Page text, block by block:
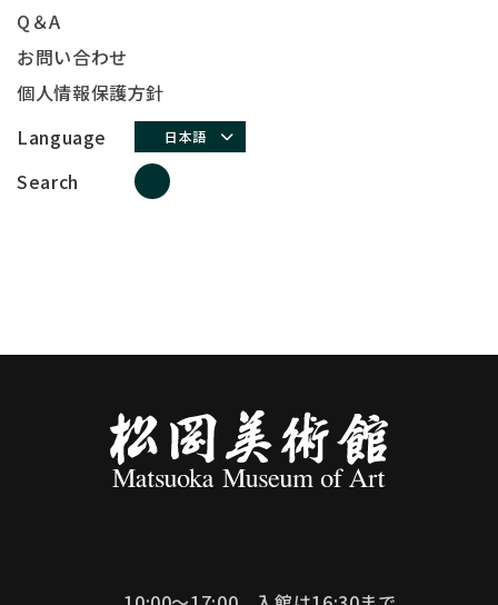
Q＆A
お問い合わせ
個人情報保護方針
Language
日本語
Search